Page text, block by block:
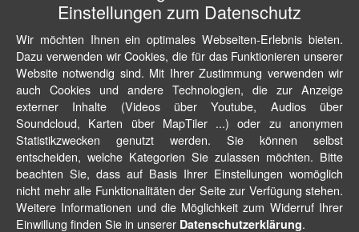
Einstellungen zum Datenschutz
Wir möchten Ihnen ein optimales Webseiten-Erlebnis bieten.
Dazu verwenden wir Cookies, die für das Funktionieren unserer
Website notwendig sind. Mit Ihrer Zustimmung verwenden wir
auch Cookies und andere Technologien, die zur Anzeige
externer Inhalte (Videos über Youtube, Audios über
Soundcloud, Karten über MapTiler ...) oder zu anonymen
Statistikzwecken genutzt werden. Sie können selbst
entscheiden, welche Kategorien Sie zulassen möchten. Bitte
beachten Sie, dass auf Basis Ihrer Einstellungen womöglich
nicht mehr alle Funktionalitäten der Seite zur Verfügung stehen.
Weitere Informationen und die Möglichkeit zum Widerruf Ihrer
Einwillung finden Sie in unserer Datenschutzerklärung.